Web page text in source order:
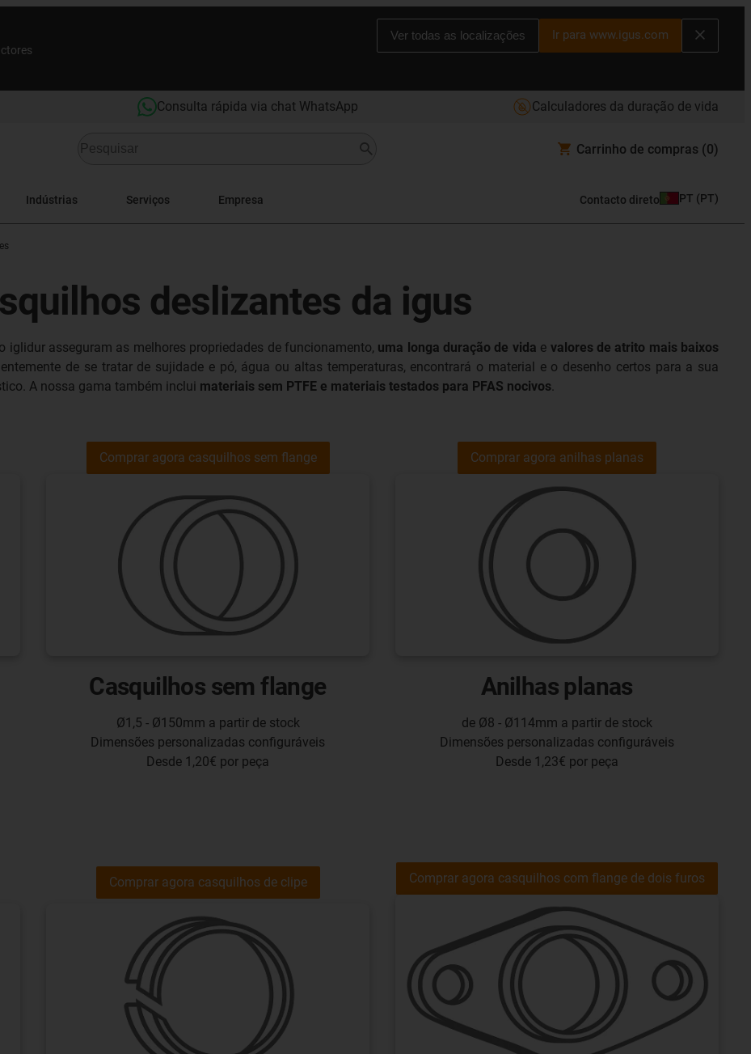
Ver todas as localizações Ir para www.igus.com
Consulta rápida via chat WhatsApp Calculadores da duração de vida
Carrinho de compras (0)
Indústrias Serviços Empresa Contacto direto PT (PT)
deslizantes da igus
asseguram as melhores propriedades de funcionamento, uma longa duração de vida e valores de atrito mais baixos
de se tratar de sujidade e pó, água ou altas temperaturas, encontrará o material e o desenho certos para a sua
A nossa gama também inclui materiais sem PTFE e materiais testados para PFAS nocivos.
Casquilhos sem flange
Ø1,5 - Ø150mm a partir de stock
Dimensões personalizadas configuráveis
Desde 1,20€ por peça
Comprar agora casquilhos sem flange
Anilhas planas
de Ø8 - Ø114mm a partir de stock
Dimensões personalizadas configuráveis
Desde 1,23€ por peça
Comprar agora anilhas planas
Comprar agora casquilhos de clipe Comprar agora casquilhos com flange de dois furos